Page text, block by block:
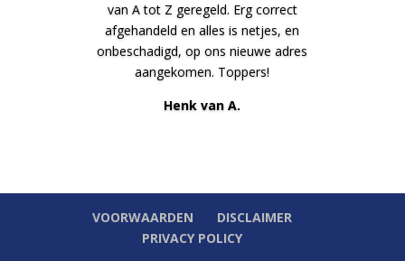
van A tot Z geregeld. Erg correct
afgehandeld en alles is netjes, en
onbeschadigd, op ons nieuwe adres
aangekomen. Toppers!
Henk van A.
VOORWAARDEN
DISCLAIMER
PRIVACY POLICY